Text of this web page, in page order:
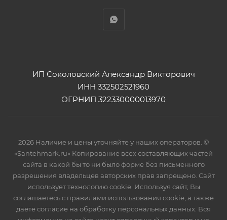
ИП Соколовский Александр Викторович
ИНН 332502521960
ОГРНИП 322330000013970
2026 Наличие и цены уточняйте у наших операторов. ©
«Santehmark.ru» Копирование всех составляющих частей
сайта в какой бы то ни было форме без письменного
разрешения владельцев авторских прав запрещено. Сайт
использует технологию cookie. Используя сайт, Вы
соглашаетесь с правилами использования cookie, а также
даете согласие на обработку персональных данных. Вся